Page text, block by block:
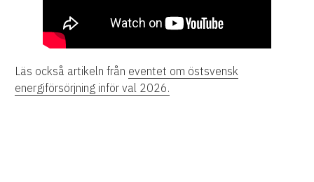
Läs också artikeln från eventet om östsvensk
energiförsörjning inför val 2026.